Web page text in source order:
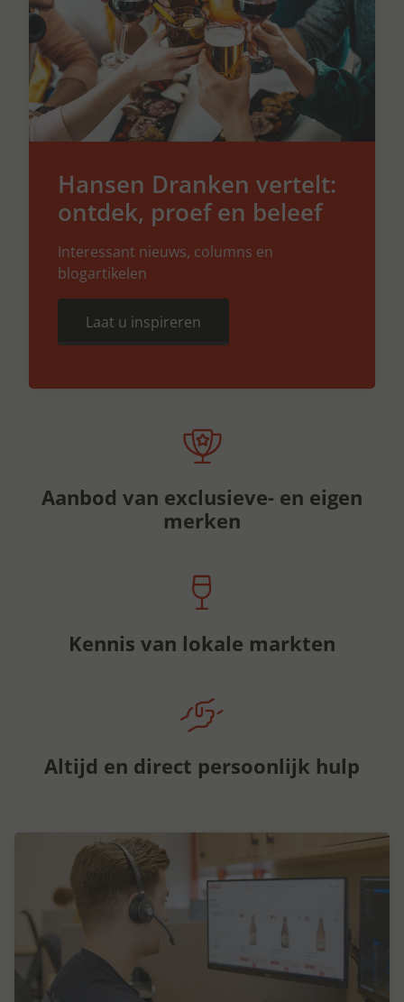
Hansen Dranken vertelt:
ontdek, proef en beleef
Interessant nieuws, columns en
blogartikelen
Laat u inspireren
Aanbod van exclusieve- en eigen
merken
Kennis van lokale markten
Altijd en direct persoonlijk hulp